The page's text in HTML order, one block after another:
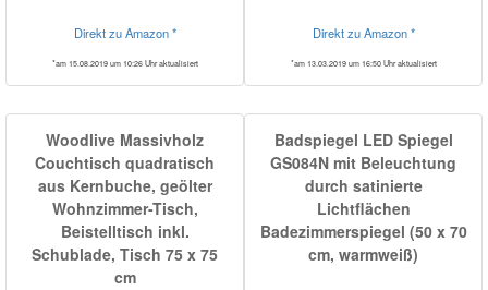
Direkt zu Amazon *
*am 15.08.2019 um 10:26 Uhr aktualisiert
Direkt zu Amazon *
*am 13.03.2019 um 16:50 Uhr aktualisiert
Woodlive Massivholz
Couchtisch quadratisch
aus Kernbuche, geölter
Wohnzimmer-Tisch,
Beistelltisch inkl.
Schublade, Tisch 75 x 75
cm
Badspiegel LED Spiegel
GS084N mit Beleuchtung
durch satinierte
Lichtflächen
Badezimmerspiegel (50 x 70
cm, warmweiß)